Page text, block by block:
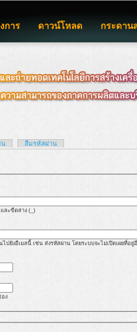
การ ดาวน์โหลด กระดาน
น
ลืมรหัสผ่าน
ละขีดล่าง (_)
ไปยังอีเมลนี้ เช่น ส่งรหัสผ่าน โดยระบบจะไม่เปิดเผยที่อ
ง